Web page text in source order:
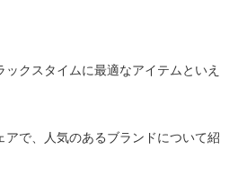
クスタイムに最適なアイテムといえ
アで、人気のあるブランドについて紹